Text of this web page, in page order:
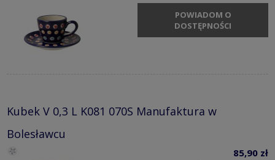
POWIADOM O
DOSTĘPNOŚCI
Kubek V 0,3 L K081 070S Manufaktura w
Bolesławcu
85,90 zł